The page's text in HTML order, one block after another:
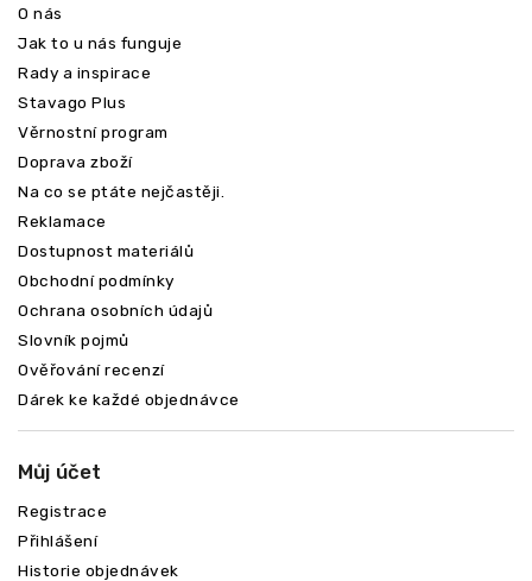
O nás
Jak to u nás funguje
Rady a inspirace
Stavago Plus
Věrnostní program
Doprava zboží
Na co se ptáte nejčastěji.
Reklamace
Dostupnost materiálů
Obchodní podmínky
Ochrana osobních údajů
Slovník pojmů
Ověřování recenzí
Dárek ke každé objednávce
Můj účet
Registrace
Přihlášení
Historie objednávek